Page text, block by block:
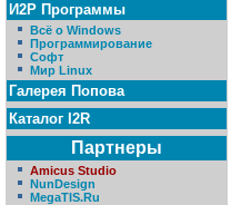
И2Р Программы
Всё о Windows
Программирование
Софт
Мир Linux
Галерея Попова
Каталог I2R
Партнеры
Amicus Studio
NunDesign
MegaTIS.Ru